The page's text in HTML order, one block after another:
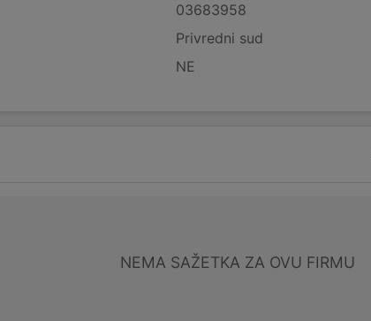
03683958
Privredni sud
NE
NEMA SAŽETKA ZA OVU FIRMU